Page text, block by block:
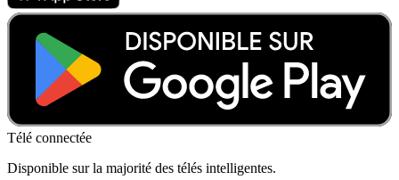
Télé connectée
Disponible sur la majorité des télés intelligentes.